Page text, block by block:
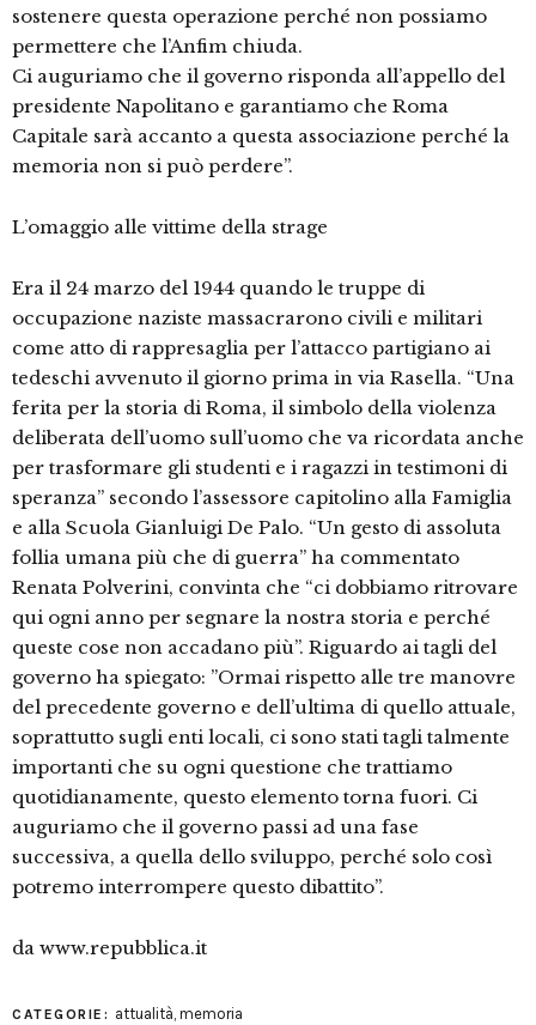
sostenere questa operazione perché non possiamo
permettere che l’Anfim chiuda.
Ci auguriamo che il governo risponda all’appello del
presidente Napolitano e garantiamo che Roma
Capitale sarà accanto a questa associazione perché la
memoria non si può perdere”.
L’omaggio alle vittime della strage
Era il 24 marzo del 1944 quando le truppe di
occupazione naziste massacrarono civili e militari
come atto di rappresaglia per l’attacco partigiano ai
tedeschi avvenuto il giorno prima in via Rasella. “Una
ferita per la storia di Roma, il simbolo della violenza
deliberata dell’uomo sull’uomo che va ricordata anche
per trasformare gli studenti e i ragazzi in testimoni di
speranza” secondo l’assessore capitolino alla Famiglia
e alla Scuola Gianluigi De Palo. “Un gesto di assoluta
follia umana più che di guerra” ha commentato
Renata Polverini, convinta che “ci dobbiamo ritrovare
qui ogni anno per segnare la nostra storia e perché
queste cose non accadano più”. Riguardo ai tagli del
governo ha spiegato: ”Ormai rispetto alle tre manovre
del precedente governo e dell’ultima di quello attuale,
soprattutto sugli enti locali, ci sono stati tagli talmente
importanti che su ogni questione che trattiamo
quotidianamente, questo elemento torna fuori. Ci
auguriamo che il governo passi ad una fase
successiva, a quella dello sviluppo, perché solo così
potremo interrompere questo dibattito”.
da www.repubblica.it
CATEGORIE: attualità, memoria